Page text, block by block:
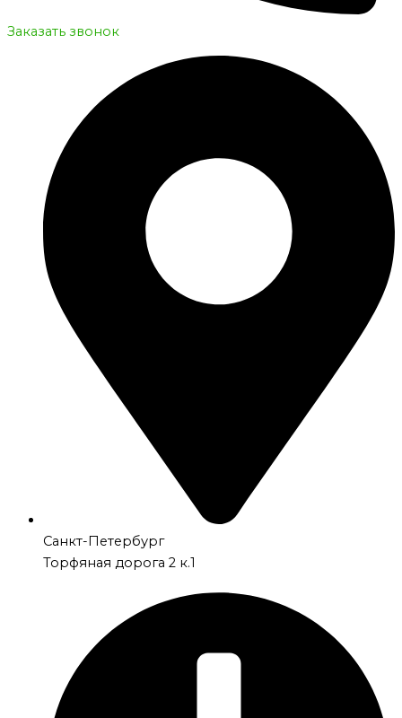
Заказать звонок
Санкт-Петербург
Торфяная дорога 2 к.1